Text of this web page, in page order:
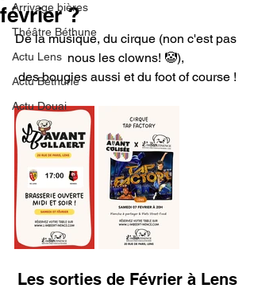
Arrivage bières
Théâtre Béthune
Actu Lens
Actu Béthune
Actu Douai
février ?
De la musique, du cirque (non c'est pas
nous les clowns! 🤡),
des bougies aussi et du foot of course !
Les sorties de Février à Lens